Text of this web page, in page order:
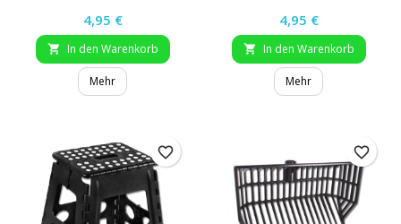
Preis
4,95 €
 In den Warenkorb
Mehr
Preis
4,95 €
 In den Warenkorb
Mehr
favorite_border favorite_border